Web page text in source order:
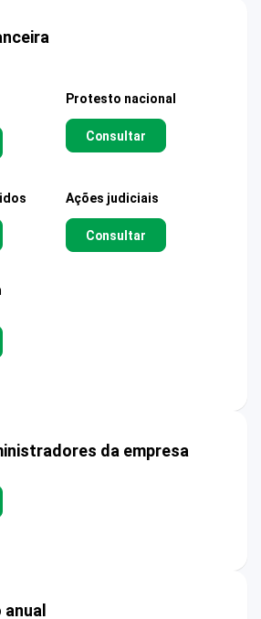
Protesto nacional
Consultar
Ações judiciais
Consultar
da empresa